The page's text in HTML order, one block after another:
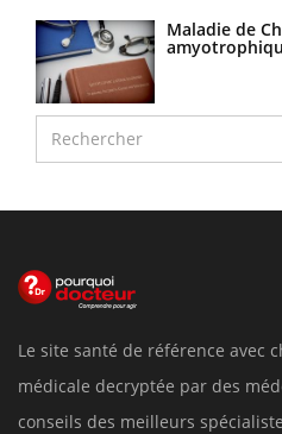
Maladie de
Le site santé de référence avec
médicale decryptée par des
conseils des meilleurs